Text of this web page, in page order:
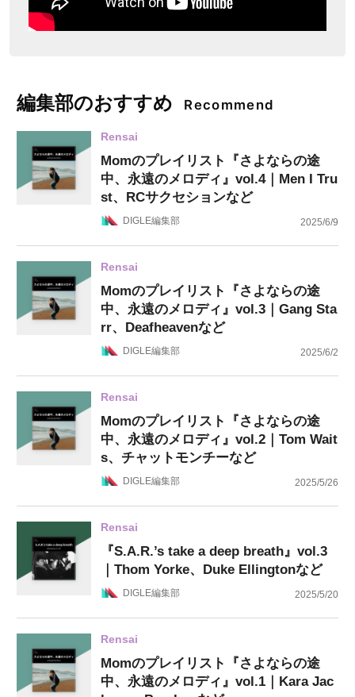
編集部のおすすめ Recommend
Rensai
Momのプレイリスト『さよならの途
中、永遠のメロディ』vol.4｜Men I Tru
st、RCサクセションなど
DIGLE編集部 2025/6/9
Rensai
Momのプレイリスト『さよならの途
中、永遠のメロディ』vol.3｜Gang Sta
rr、Deafheavenなど
DIGLE編集部 2025/6/2
Rensai
Momのプレイリスト『さよならの途
中、永遠のメロディ』vol.2｜Tom Wait
s、チャットモンチーなど
DIGLE編集部 2025/5/26
Rensai
『S.A.R.’s take a deep breath』vol.3
｜Thom Yorke、Duke Ellingtonなど
DIGLE編集部 2025/5/20
Rensai
Momのプレイリスト『さよならの途
中、永遠のメロディ』vol.1｜Kara Jac